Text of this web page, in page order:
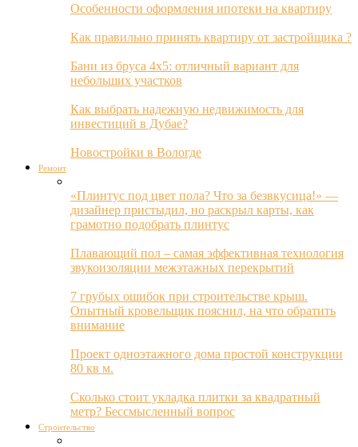
Особенности оформления ипотеки на квартиру
Как правильно принять квартиру от застройщика ?
Бани из бруса 4х5: отличный вариант для
небольших участков
Как выбрать надежную недвижимость для
инвестиций в Дубае?
Новостройки в Вологде
Ремонт
«Плинтус под цвет пола? Что за безвкусица!» —
дизайнер пристыдил, но раскрыл карты, как
грамотно подобрать плинтус
Плавающий пол – самая эффективная технология
звукоизоляции межэтажных перекрытий
7 грубых ошибок при строительстве крыш.
Опытный кровельщик пояснил, на что обратить
внимание
Проект одноэтажного дома простой конструкции
80 кв м.
Сколько стоит укладка плитки за квадратный
метр? Бессмысленный вопрос
Строительство